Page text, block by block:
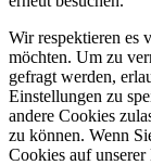
Wir respektieren es
möchten. Um zu
gefragt werden,
Einstellungen zu
andere Cookies
zu können. Wenn
Cookies auf